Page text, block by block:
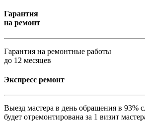
Гарантия
на ремонт
Гарантия на ремонтные работы
до 12 месяцев
Экспресс ремонт
Выезд мастера в день обращения в 93%
будет отремонтирована за 1 визит